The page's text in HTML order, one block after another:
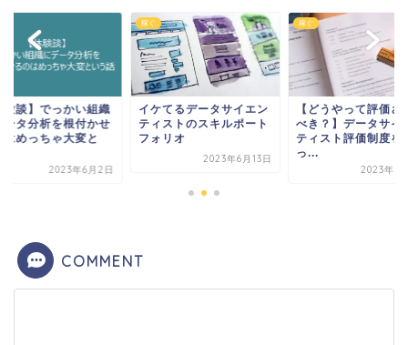
組織
かせ
と
イケてるデータサイエン
ティストのスキルポート
フォリオ
稼ぐ
【どうやって評価される
べき？】データサイエン
ティスト評価制度を作
っ...
【体
にデ
るの
COMMENT